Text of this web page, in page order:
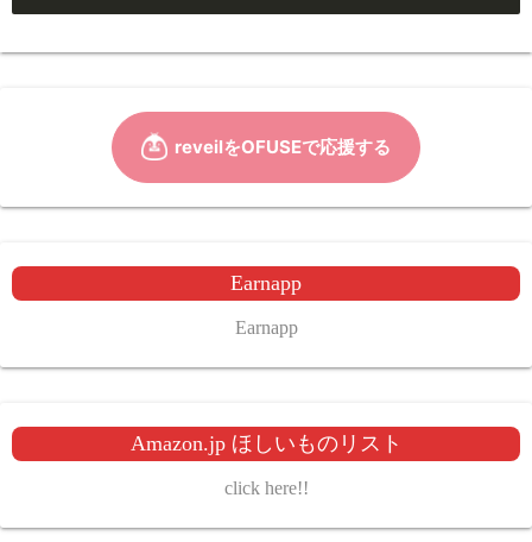
Earnapp
Earnapp
Amazon.jp ほしいものリスト
click here!!